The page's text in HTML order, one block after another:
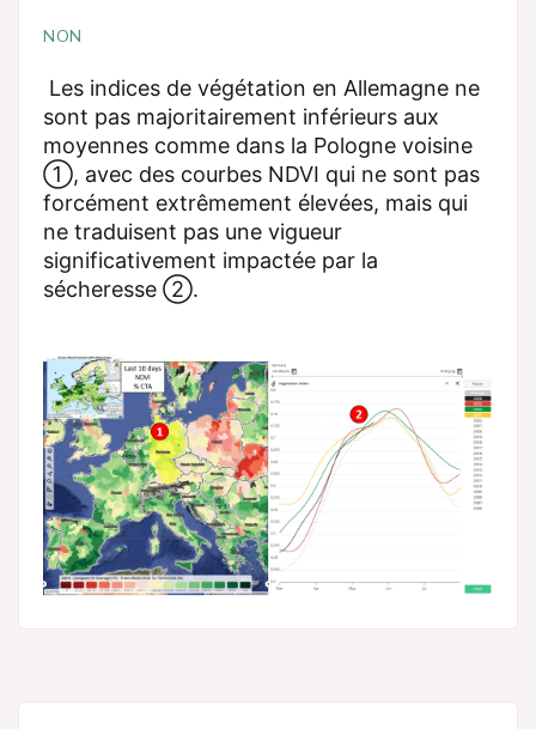
NON
Les indices de végétation en Allemagne ne
sont pas majoritairement inférieurs aux
moyennes comme dans la Pologne voisine
①, avec des courbes NDVI qui ne sont pas
forcément extrêmement élevées, mais qui
ne traduisent pas une vigueur
significativement impactée par la
sécheresse ②.